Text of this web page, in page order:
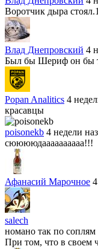
Воротчик дыра
Влад Днепровский 4
Был бы Шериф он бы
Popan Analitics 4
красавцы
poisonekb 4 недели
сююююдаааааааааа!!!
Афанасий Марочное
salech
номано так по соплям
При том, что в своем